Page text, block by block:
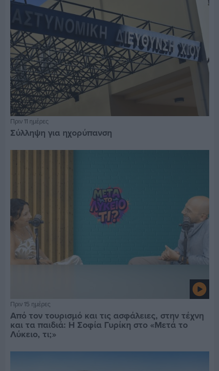
Πριν 11 ημέρες
Σύλληψη για ηχορύπανση
Πριν 15 ημέρες
Από τον τουρισμό και τις ασφάλειες, στην τέχνη
και τα παιδιά: Η Σοφία Γυρίκη στο «Μετά το
Λύκειο, τι;»